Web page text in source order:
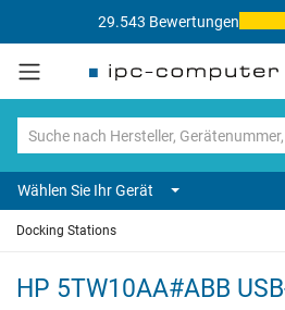
29.543 Bewertungen
Wählen Sie Ihr Gerät
Docking Stations
HP 5TW10AA#ABB